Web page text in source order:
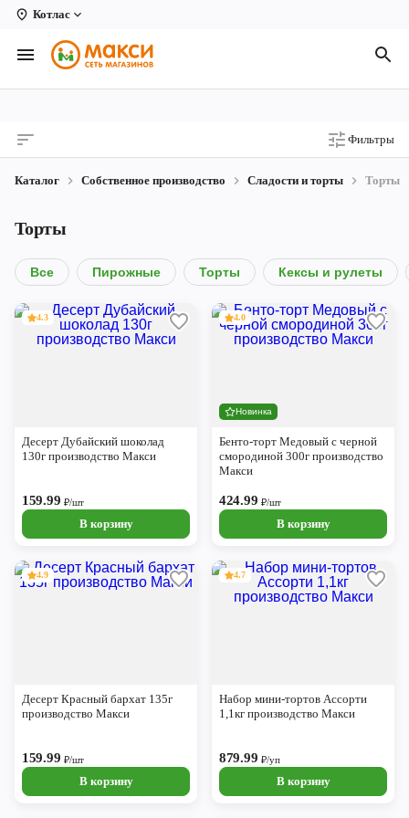
Котлас
Вологда
Архангельск
Киров
Коряжма
Котлас
Новодвинск
Рыбинск
Ярославль
Фильтры
Каталог Собственное производство Сладости и торты Торты
Торты
Все Пирожные Торты Кексы и рулеты
4.3
Десерт Дубайский шоколад
130г производство Макси
159.99 ₽/шт
В корзину
Новинка
4.0
Бенто-торт Медовый с черной
смородиной 300г производство
Макси
424.99 ₽/шт
В корзину
4.9
Десерт Красный бархат 135г
производство Макси
159.99 ₽/шт
В корзину
4.7
Набор мини-тортов Ассорти
1,1кг производство Макси
879.99 ₽/уп
В корзину